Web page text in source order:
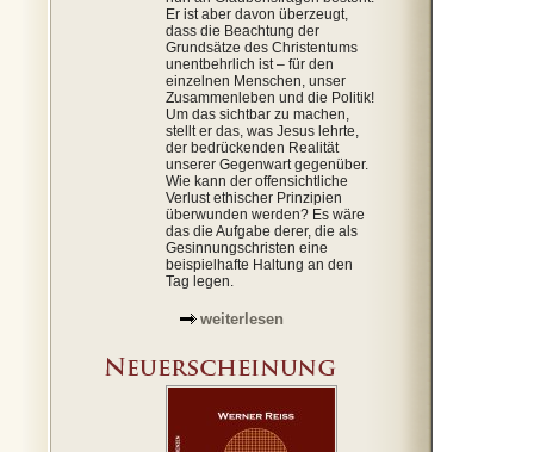
Er ist aber davon überzeugt,
dass die Beachtung der
Grundsätze des Christentums
unentbehrlich ist – für den
einzelnen Menschen, unser
Zusammenleben und die Politik!
Um das sichtbar zu machen,
stellt er das, was Jesus lehrte,
der bedrückenden Realität
unserer Gegenwart gegenüber.
Wie kann der offensichtliche
Verlust ethischer Prinzipien
überwunden werden? Es wäre
das die Aufgabe derer, die als
Gesinnungschristen eine
beispielhafte Haltung an den
Tag legen.
weiterlesen